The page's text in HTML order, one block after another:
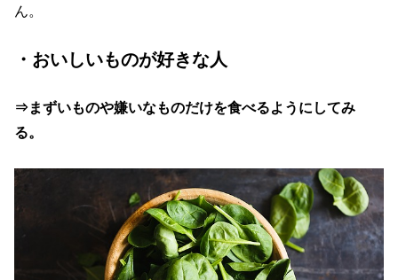
ん。
・おいしいものが好きな人
⇒まずいものや嫌いなものだけを食べるようにしてみ
る。